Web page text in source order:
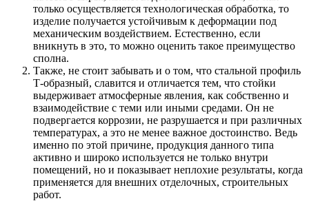
только осуществляется технологическая обработка, то
изделие получается устойчивым к деформации под
механическим воздействием. Естественно, если
вникнуть в это, то можно оценить такое преимущество
сполна.
Также, не стоит забывать и о том, что стальной профиль
Т-образный, славится и отличается тем, что стойки
выдерживает атмосферные явления, как собственно и
взаимодействие с теми или иными средами. Он не
подвергается коррозии, не разрушается и при различных
температурах, а это не менее важное достоинство. Ведь
именно по этой причине, продукция данного типа
активно и широко используется не только внутри
помещений, но и показывает неплохие результаты, когда
применяется для внешних отделочных, строительных
работ.